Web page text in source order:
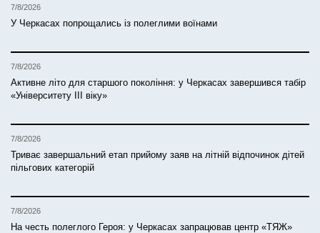
7/8/2026
У Черкасах попрощались із полеглими воїнами
7/8/2026
Активне літо для старшого покоління: у Черкасах завершився табір
«Університету ІІІ віку»
7/8/2026
Триває завершальний етап прийому заяв на літній відпочинок дітей
пільгових категорій
7/8/2026
На честь полеглого Героя: у Черкасах запрацював центр «ТЯЖ»